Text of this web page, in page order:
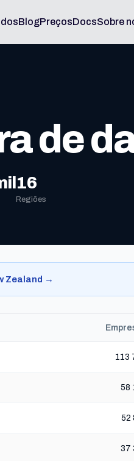
BlogPreçosDocsSobre
de
16
Regiões
Zealand →
113
58
52
37